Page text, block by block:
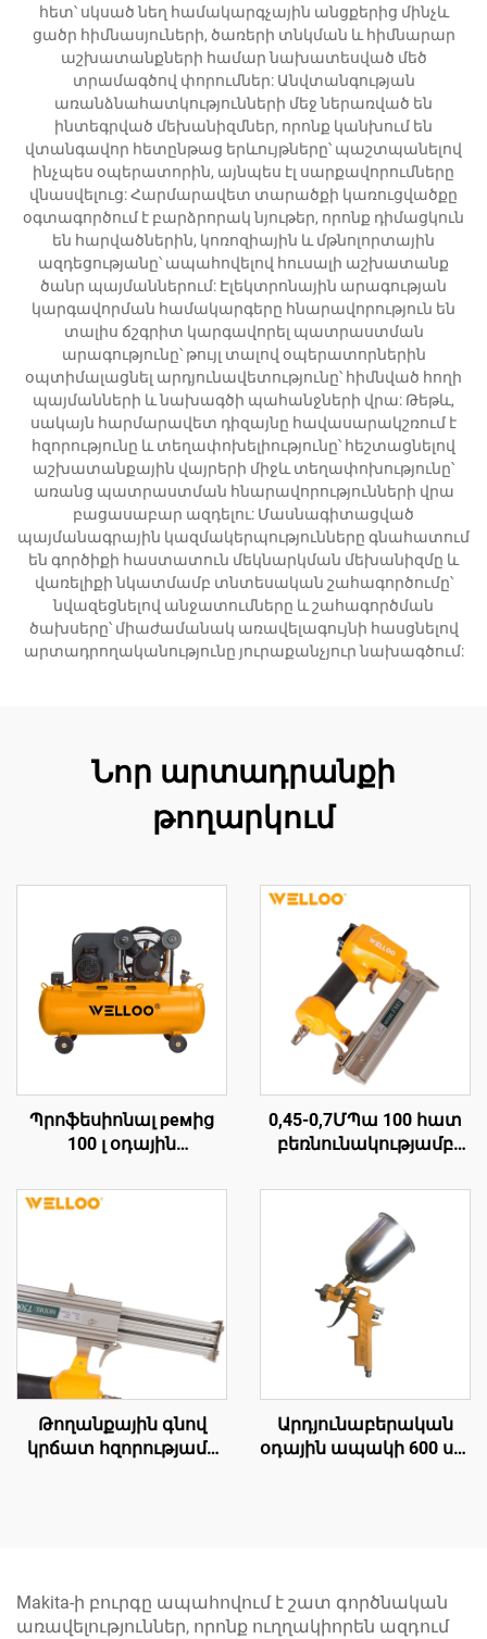
հետ՝ սկսած նեղ համակարգչային անցքերից մինչև
ցածր հիմնասյուների, ծառերի տնկման և հիմնարար
աշխատանքների համար նախատեսված մեծ
տրամագծով փորումներ: Անվտանգության
առանձնահատկությունների մեջ ներառված են
ինտեգրված մեխանիզմներ, որոնք կանխում են
վտանգավոր հետընթաց երևույթները՝ պաշտպանելով
ինչպես օպերատորին, այնպես էլ սարքավորումները
վնասվելուց: Հարմարավետ տարածքի կառուցվածքը
օգտագործում է բարձրորակ նյութեր, որոնք դիմացկուն
են հարվածներին, կոռոզիային և մթնոլորտային
ազդեցությանը՝ ապահովելով հուսալի աշխատանք
ծանր պայմաններում: Էլեկտրոնային արագության
կարգավորման համակարգերը հնարավորություն են
տալիս ճշգրիտ կարգավորել պատրաստման
արագությունը՝ թույլ տալով օպերատորներին
օպտիմալացնել արդյունավետությունը՝ հիմնված հողի
պայմանների և նախագծի պահանջների վրա: Թեթև,
սակայն հարմարավետ դիզայնը հավասարակշռում է
հզորությունը և տեղափոխելիությունը՝ հեշտացնելով
աշխատանքային վայրերի միջև տեղափոխությունը՝
առանց պատրաստման հնարավորությունների վրա
բացասաբար ազդելու: Մասնագիտացված
պայմանագրային կազմակերպությունները գնահատում
են գործիքի հաստատուն մեկնարկման մեխանիզմը և
վառելիքի նկատմամբ տնտեսական շահագործումը՝
նվազեցնելով անջատումները և շահագործման
ծախսերը՝ միաժամանակ առավելագույնի հասցնելով
արտադրողականությունը յուրաքանչյուր նախագծում:
Նոր արտադրանքի
թողարկում
Պրոֆեսիոնալ ремից
100 լ օդային
ձիաուժ
ավտոմասնագիտական
0,45-0,7ՄՊա 100 հատ
բեռնունակությամբ
մեքենա՝ փայտե
խցանահարման
օդային ատրճանակի
սարք
Թողանքային գնով
կրճատ հզորությամբ
Արդյունաբերական
օդային ապակի 600 սմ³
Makita-ի բուրգը ապահովում է շատ գործնական
առավելություններ, որոնք ուղղակիորեն ազդում